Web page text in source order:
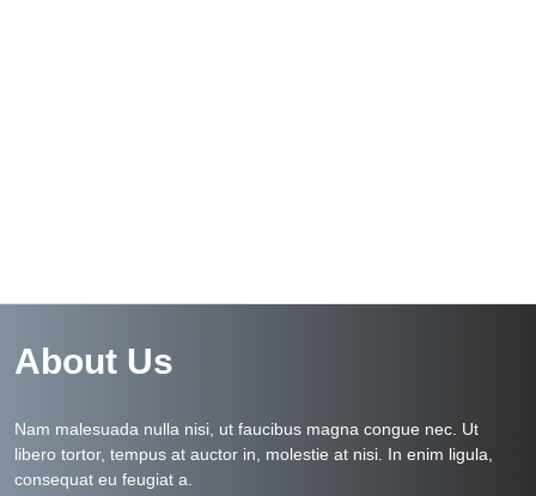
About Us
Nam malesuada nulla nisi, ut faucibus magna congue nec. Ut
libero tortor, tempus at auctor in, molestie at nisi. In enim ligula,
consequat eu feugiat a.